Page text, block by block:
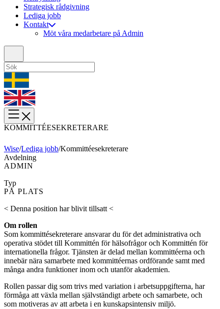
Strategisk rådgivning
Lediga jobb
Kontakt
Möt våra medarbetare på Admin
KOMMITTÉESEKRETERARE
Wise/Lediga jobb/Kommittéesekreterare
Avdelning
ADMIN
Typ
PÅ PLATS
< Denna position har blivit tillsatt <
Om rollen
Som kommittésekreterare ansvarar du för det administrativa och
operativa stödet till Kommittén för hälsofrågor och Kommittén för
internationella frågor. Tjänsten är delad mellan kommittéerna och
innebär nära samarbete med kommittéernas ordförande samt med
många andra funktioner inom och utanför akademien.
Rollen passar dig som trivs med variation i arbetsuppgifterna, har
förmåga att växla mellan självständigt arbete och samarbete, och
som motiveras av att arbeta i en kunskapsintensiv miljö.